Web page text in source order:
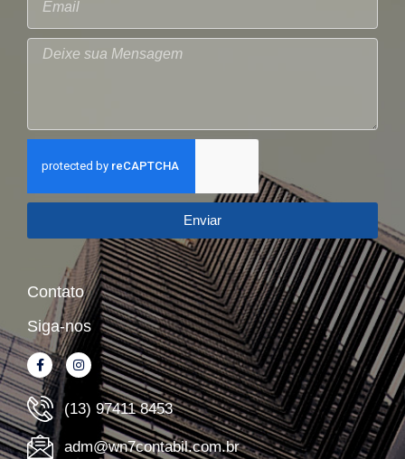
Enviar
Contato
Siga-nos
(13) 97411 8453
adm@wn7contabil.com.br